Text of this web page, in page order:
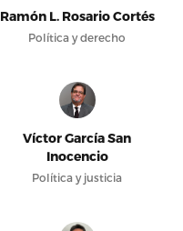
Ramón L. Rosario Cortés
Política y derecho
Víctor García San
Inocencio
Política y justicia